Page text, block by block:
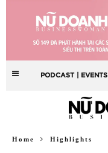
PODCAST | EVENTS
Home Highlights